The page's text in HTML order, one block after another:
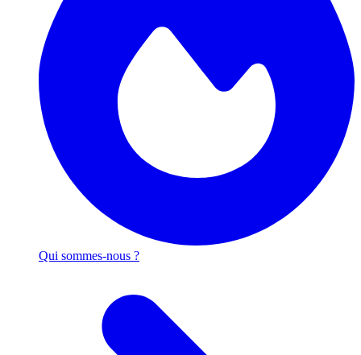
Qui sommes-nous ?